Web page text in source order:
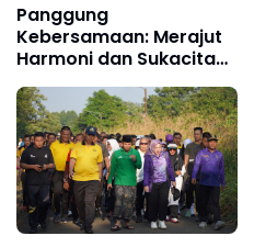
Panggung
Kebersamaan: Merajut
Harmoni dan Sukacita
Rakyat di Hari
Bhayangkara ke-80